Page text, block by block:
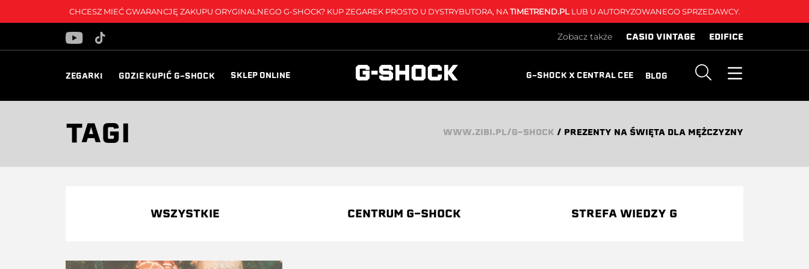
CHCESZ MIEĆ GWARANCJĘ ZAKUPU ORYGINALNEGO G-SHOCK? KUP ZEGAREK PROSTO U DYSTRYBUTORA, NATIMETREND.PLLUB U AUTORYZOWANEGO SPRZEDAWCY.
Zobacz także CASIO VINTAGE EDIFICE
ZEGARKI GDZIE KUPIĆ G-SHOCK SKLEP ONLINE G-SHOCK X CENTRAL CEE BLOG
TAGI WWW.ZIBI.PL/G-SHOCK / PREZENTY NA ŚWIĘTA DLA MĘŻCZYZNY
WSZYSTKIE CENTRUM G-SHOCK STREFA WIEDZY G